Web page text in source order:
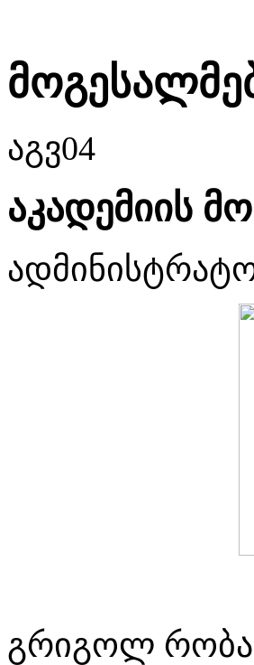
აგვ04
აკადემიის
გრიგოლ